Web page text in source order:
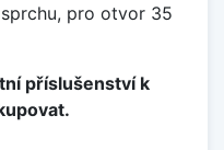
pro otvor 35
příslušenství k